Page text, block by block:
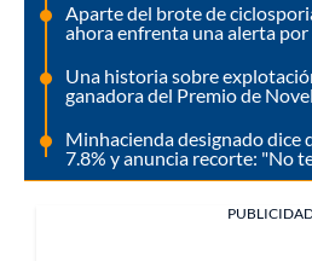
Aparte del brote de
ahora enfrenta una alerta
Una historia sobre
ganadora del Premio de
Minhacienda designado dice
7.8% y anuncia recorte: "No